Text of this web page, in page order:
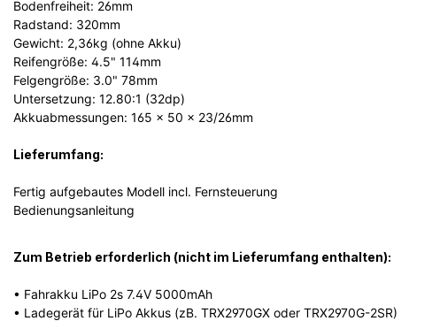
Bodenfreiheit: 26mm
Radstand: 320mm
Gewicht: 2,36kg (ohne Akku)
Reifengröße: 4.5" 114mm
Felgengröße: 3.0" 78mm
Untersetzung: 12.80:1 (32dp)
Akkuabmessungen: 165 x 50 x 23/26mm
Lieferumfang:
Fertig aufgebautes Modell incl. Fernsteuerung
Bedienungsanleitung
Zum Betrieb erforderlich (nicht im Lieferumfang enthalten):
• Fahrakku LiPo 2s 7.4V 5000mAh
• Ladegerät für LiPo Akkus (zB. TRX2970GX oder TRX2970G-2SR)